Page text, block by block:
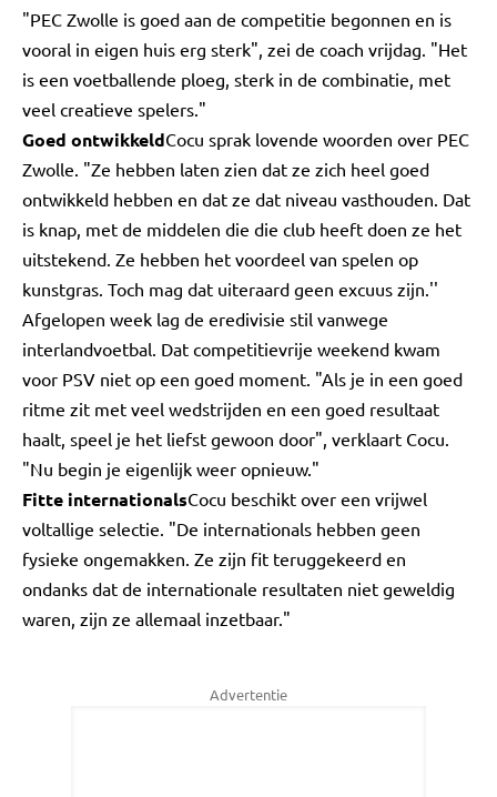
"PEC Zwolle is goed aan de competitie begonnen en is
vooral in eigen huis erg sterk", zei de coach vrijdag. "Het
is een voetballende ploeg, sterk in de combinatie, met
veel creatieve spelers."
Goed ontwikkeldCocu sprak lovende woorden over PEC
Zwolle. "Ze hebben laten zien dat ze zich heel goed
ontwikkeld hebben en dat ze dat niveau vasthouden. Dat
is knap, met de middelen die die club heeft doen ze het
uitstekend. Ze hebben het voordeel van spelen op
kunstgras. Toch mag dat uiteraard geen excuus zijn.''
Afgelopen week lag de eredivisie stil vanwege
interlandvoetbal. Dat competitievrije weekend kwam
voor PSV niet op een goed moment. "Als je in een goed
ritme zit met veel wedstrijden en een goed resultaat
haalt, speel je het liefst gewoon door", verklaart Cocu.
"Nu begin je eigenlijk weer opnieuw."
Fitte internationalsCocu beschikt over een vrijwel
voltallige selectie. "De internationals hebben geen
fysieke ongemakken. Ze zijn fit teruggekeerd en
ondanks dat de internationale resultaten niet geweldig
waren, zijn ze allemaal inzetbaar."
Advertentie